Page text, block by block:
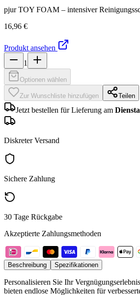
pjur TOY FOAM – intensiver
16,96 €
Produkt ansehen
1
Optionen wählen
Zur Wunschliste hinzufügen Teilen
Jetzt bestellen für Lieferung am
Diskreter Versand
Sichere Zahlung
30 Tage Rückgabe
Akzeptierte Zahlungsmethoden
Beschreibung Spezifikationen
Personalisieren Sie Ihr
bieten endlose Möglichkeiten für